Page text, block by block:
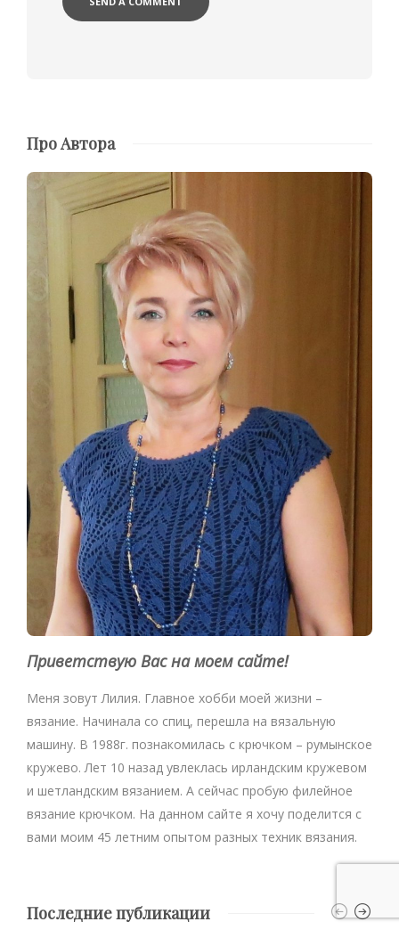
Про Автора
Приветствую Вас на моем сайте!
Меня зовут Лилия. Главное хобби моей жизни –
вязание. Начинала со спиц, перешла на вязальную
машину. В 1988г. познакомилась с крючком – румынское
кружево. Лет 10 назад увлеклась ирландским кружевом
и шетландским вязанием. А сейчас пробую филейное
вязание крючком. На данном сайте я хочу поделится с
вами моим 45 летним опытом разных техник вязания.
Последние публикации